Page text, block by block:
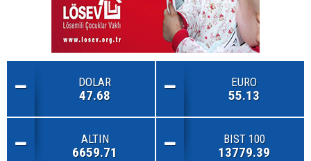
DOLAR
47.68
EURO
55.13
ALTIN
6659.71
BIST 100
13779.39